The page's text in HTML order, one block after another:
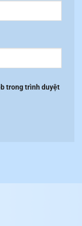
trong trình duyệt